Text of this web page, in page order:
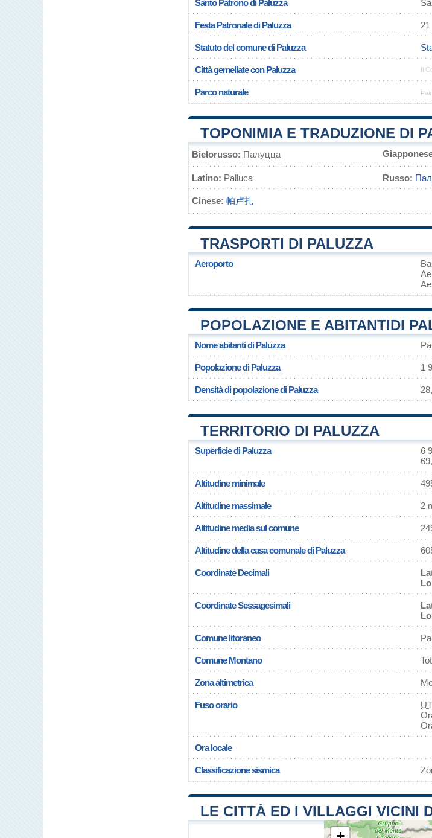
Santo Patrono di Paluzza
Festa Patronale di Paluzza
Statuto del comune di Paluzza
Città gemellate con Paluzza Il
Parco naturale
TOPONIMIA E TRADUZIONE DI
Bielorusso: Палуцца
Latino: Palluca Russo:
Cinese: 帕卢扎
TRASPORTI DI PALUZZA
Aeroporto
POPOLAZIONE E ABITANTIDI
Nome abitanti di Paluzza
Popolazione di Paluzza 1
Densità di popolazione di Paluzza
TERRITORIO DI PALUZZA
Superficie di Paluzza
6
Altitudine minimale
Altitudine massimale 2
Altitudine media sul comune
Altitudine della casa comunale di Paluzza
Coordinate Decimali
Coordinate Sessagesimali
Comune litoraneo
Comune Montano
Zona altimetrica
Fuso orario
Ora locale
Classificazione sismica
LE CITTÀ ED I VILLAGGI VICINI